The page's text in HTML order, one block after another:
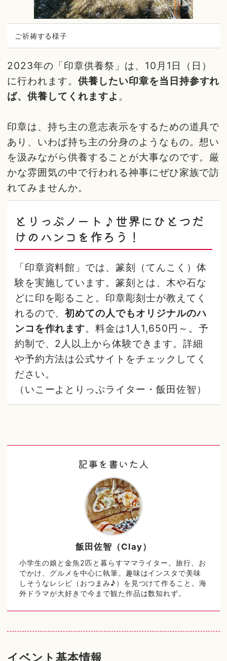
ご祈祷する様子
2023年の「印章供養祭」は、10月1日（日）
に行われます。供養したい印章を当日持参すれ
ば、供養してくれますよ 。
印章は、持ち主の意志表示をするための道具で
あり、いわば持ち主の分身のようなもの。想い
を汲みながら供養することが大事なのです。厳
かな雰囲気の中で行われる神事にぜひ家族で訪
れてみませんか。
とりっぷノート♪世界にひとつだ
けのハンコを作ろう！
「印章資料館」では、篆刻（てんこく）体
験を実施しています。篆刻とは、木や石な
どに印を彫ること。印章彫刻士が教えてく
れるので、初めての人でもオリジナルのハ
ンコを作れます。料金は1人1,650円～。予
約制で、2人以上から体験できます。詳細
や予約方法は公式サイトをチェックしてく
ださい。
（いこーよとりっぷライター・飯田佐智）
記事を書いた人
飯田佐智（Clay）
小学生の娘と金魚2匹と暮らすママライター。旅行、お
でかけ、グルメを中心に執筆。趣味はインスタで美味
しそうなレシピ（おつまみ♪）を見つけて作ること。海
外ドラマが大好きで今まで観た作品は数知れず。
イベント基本情報